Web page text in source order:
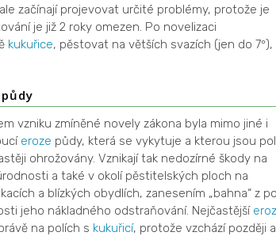
začínají projevovat určité problémy, protože je
je již 2 roky omezen. Po novelizaci
kukuřice, pěstovat na větších svazích (jen do 7°),
vzniku zmíněné novely zákona byla mimo jiné i
eroze půdy, která se vykytuje a kterou jsou
ohrožovány. Vznikají tak nedozírné škody na
a také v okolí pěstitelských ploch na
a blízkých obydlích, zanesením „bahna“ z
jeho nákladného odstraňování. Nejčastější
na polích s kukuřicí, protože vzchází později a